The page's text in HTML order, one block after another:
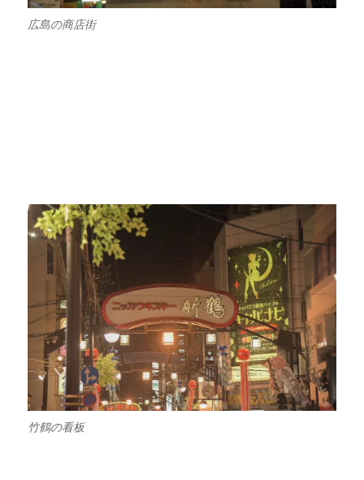
広島の商店街
竹鶴の看板